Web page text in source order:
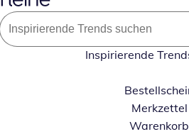
Inspirierende
Merkzettel
Warenkorb